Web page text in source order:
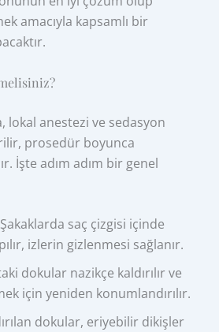
amacıyla kapsamlı bir
lokal anestezi ve sedasyon
prosedür boyunca
İşte adım adım bir genel
Şakaklarda saç çizgisi içinde
izlerin gizlenmesi sağlanır.
dokular nazikçe kaldırılır ve
için yeniden konumlandırılır.
dokular, eriyebilir dikişler